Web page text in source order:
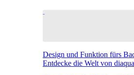
Design und Funktion fürs
Entdecke die Welt von diaqua